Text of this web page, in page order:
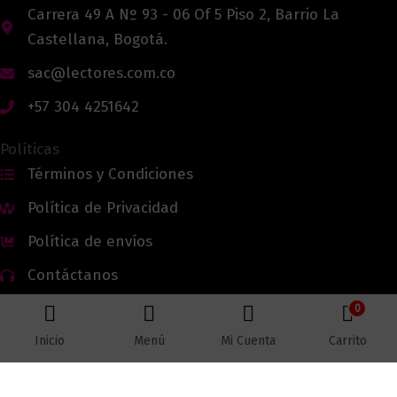
Carrera 49 A Nº 93 - 06 Of 5 Piso 2, Barrio La
Castellana, Bogotá.
sac@lectores.com.co
+57 304 4251642
Políticas
Términos y Condiciones
Política de Privacidad
Política de envíos
Contáctanos
Todos los derechos reservados © 2026 Lectores.co |
Inicio Menú Mi Cuenta
0
Carrito